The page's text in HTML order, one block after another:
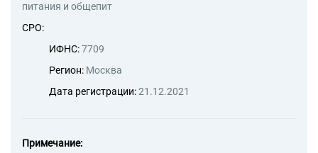
питания и общепит
СРО:
ИФНС:7709
Регион: Москва
Дата регистрации:21.12.2021
Примечание: